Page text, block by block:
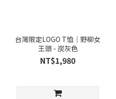
台灣限定LOGO T恤｜野柳女
王頭 - 炭灰色
NT$1,980